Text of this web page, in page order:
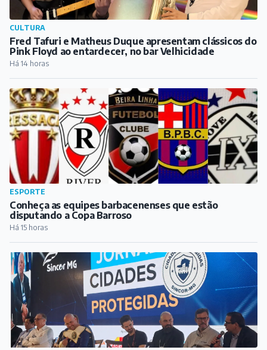
CULTURA
Fred Tafuri e Matheus Duque apresentam clássicos do
Pink Floyd ao entardecer, no bar Velhicidade
Há 14 horas
ESPORTE
Conheça as equipes barbacenenses que estão
disputando a Copa Barroso
Há 15 horas